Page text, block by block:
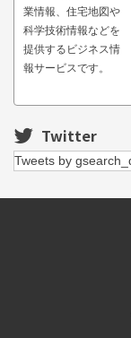
業情報、住宅地図や
科学技術情報などを
提供するビジネス情
報サービスです。
Twitter
Tweets by